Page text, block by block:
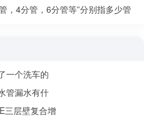
，4分管，6分管等”分别指多少管
一个洗车的
头。接了水
管漏水有什
三层壁复合增